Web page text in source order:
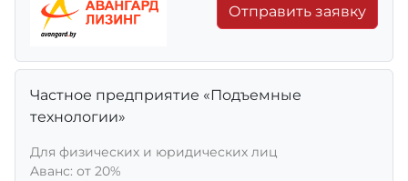
Отправить заявку
Частное предприятие «Подъемные
технологии»
Для физических и юридических лиц
Aванс: от 20%